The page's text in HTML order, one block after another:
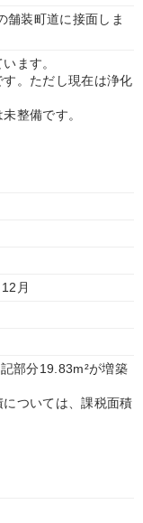
舗装町道に接面しま
ます。
。ただし現在は浄化
整備です。
月
部分19.83m²が増築
ついては、課税面積